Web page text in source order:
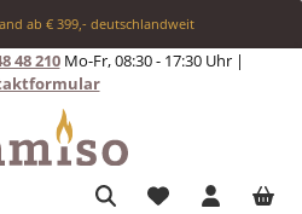
ab € 399,- deutschlandweit
48 210Mo-Fr, 08:30 - 17:30 Uhr |
Du hast 0